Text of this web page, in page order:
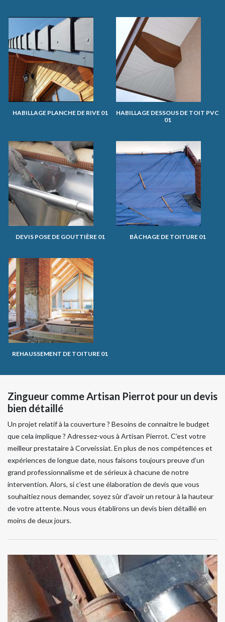
HABILLAGE PLANCHE DE RIVE 01
HABILLAGE DESSOUS DE TOIT PVC
01
DEVIS POSE DE GOUTTIÈRE 01 BÂCHAGE DE TOITURE 01
REHAUSSEMENT DE TOITURE 01
Zingueur comme Artisan Pierrot pour un devis
bien détaillé
Un projet relatif à la couverture ? Besoins de connaitre le budget
que cela implique ? Adressez-vous à Artisan Pierrot. C’est votre
meilleur prestataire à Corveissiat. En plus de nos compétences et
expériences de longue date, nous faisons toujours preuve d’un
grand professionnalisme et de sérieux à chacune de notre
intervention. Alors, si c’est une élaboration de devis que vous
souhaitiez nous demander, soyez sûr d’avoir un retour à la hauteur
de votre attente. Nous vous établirons un devis bien détaillé en
moins de deux jours.